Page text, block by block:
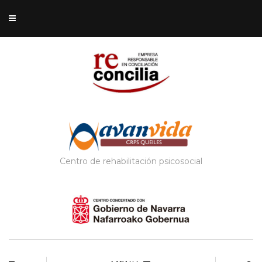
Centro de rehabilitación psicosocial